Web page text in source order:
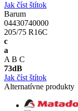
Jak číst štítok
Barum
04430740000
205/75 R16C
c
a
A B C
73dB
Jak číst štítok
Alternatívne produkty